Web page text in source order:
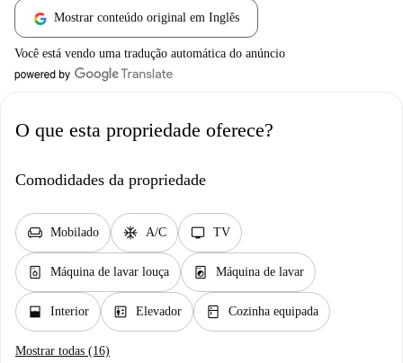
Mostrar conteúdo original em Inglês
Você está vendo uma tradução automática do anúncio
O que esta propriedade oferece?
Comodidades da propriedade
chair Mobilado ac_unit A/C tv TV
dishwasher_gen Máquina de lavar louça local_laundry_service Máquina de lavar
window_open Interior elevator Elevador kitchen Cozinha equipada
Mostrar todas (16)